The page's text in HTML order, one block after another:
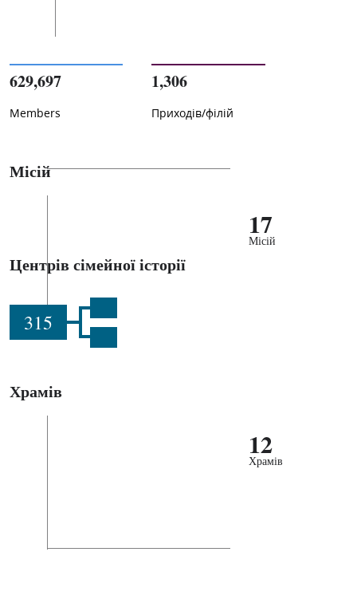
629,697
Members
1,306
Приходів/філій
Місій
17
Місій
Центрів сімейної історії
315
Храмів
12
Храмів